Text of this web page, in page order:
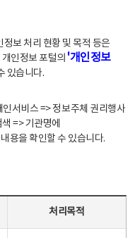
보 처리 현황 및 목적 등은
인정보 포털의 '개인정보
있습니다.
서비스 => 정보주체 권리행사
=> 기관명에
용을 확인할 수 있습니다.
처리목적